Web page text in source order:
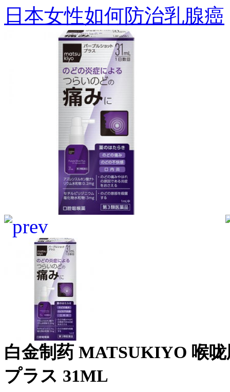
日本女性如何防治乳腺癌
白金制药 MATSUKIYO 喉
プラス 31ML